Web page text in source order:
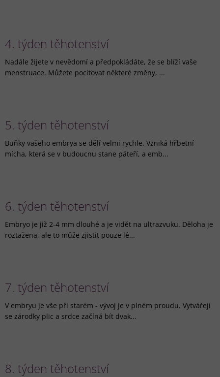
4. týden těhotenství
Nadále žijete v nevědomí a předpokládáte, že se blíží vaše
menstruace. Můžete pociťovat některé změny, ...
5. týden těhotenství
Buňky vašeho embrya se dělí velmi rychle. Vzniká hřbetní
mícha, která se v budoucnu stane páteří, a emb...
6. týden těhotenství
Embryo je již 2-4 mm dlouhé a je vidět na ultrazvuku. Děloha je
roztažena, ale to může zjistit pouze lé...
7. týden těhotenství
V embryu je vše při starém - vývoj je v plném proudu. Vytvářejí
se zárodky plic a srdce začíná bít dvak...
8. týden těhotenství